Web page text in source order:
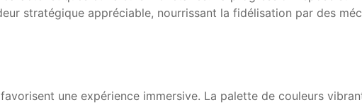
stratégique appréciable, nourrissant la fidélisation par des
une expérience immersive. La palette de couleurs